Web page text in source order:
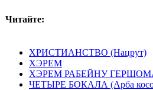
Читайте:
ХРИСТИАНСТВО (Нацрут)
ХЭРЕМ
ХЭРЕМ РАБЕЙНУ
ЧЕТЫРЕ БОКАЛА (Арба